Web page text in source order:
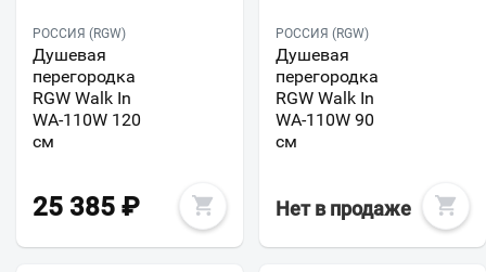
РОССИЯ (RGW)
Душевая
перегородка
RGW Walk In
WA-110W 120
см
25 385 ₽
РОССИЯ (RGW)
Душевая
перегородка
RGW Walk In
WA-110W 90
см
Нет в продаже